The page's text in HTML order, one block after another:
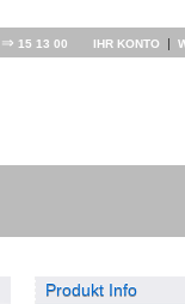
⇒ 15 13 00 IHR KONTO |
Produkt Info